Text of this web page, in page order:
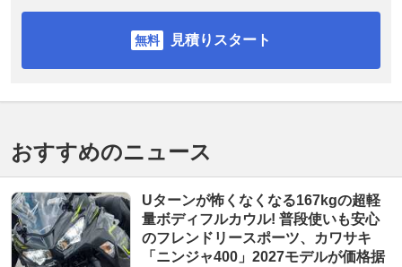
見積りスタート
おすすめのニュース
Uターンが怖くなくなる167kgの超軽
量ボディフルカウル! 普段使いも安心
のフレンドリースポーツ、カワサキ
「ニンジャ400」2027モデルが価格据